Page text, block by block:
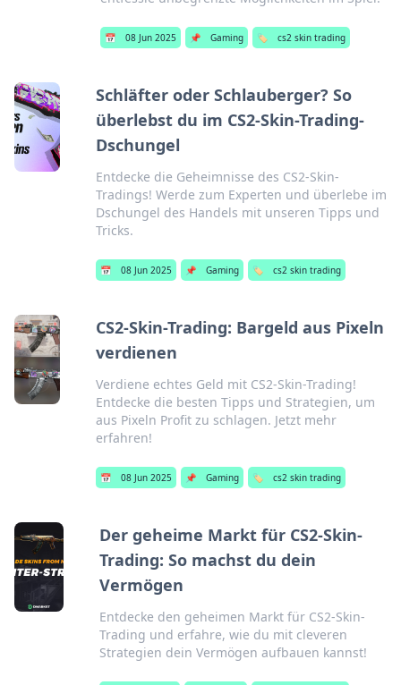
📅 08 Jun 2025 📌 Gaming 🏷️ cs2 skin trading
Schläfter oder Schlauberger? So
überlebst du im CS2-Skin-Trading-
Dschungel
Entdecke die Geheimnisse des CS2-Skin-
Tradings! Werde zum Experten und überlebe im
Dschungel des Handels mit unseren Tipps und
Tricks.
📅 08 Jun 2025 📌 Gaming 🏷️ cs2 skin trading
CS2-Skin-Trading: Bargeld aus Pixeln
verdienen
Verdiene echtes Geld mit CS2-Skin-Trading!
Entdecke die besten Tipps und Strategien, um
aus Pixeln Profit zu schlagen. Jetzt mehr
erfahren!
📅 08 Jun 2025 📌 Gaming 🏷️ cs2 skin trading
Der geheime Markt für CS2-Skin-
Trading: So machst du dein
Vermögen
Entdecke den geheimen Markt für CS2-Skin-
Trading und erfahre, wie du mit cleveren
Strategien dein Vermögen aufbauen kannst!